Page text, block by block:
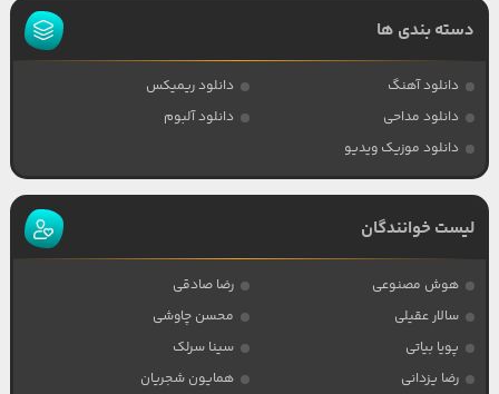
دسته بندی ها
دانلود آهنگ
دانلود ریمیکس
دانلود مداحی
دانلود آلبوم
دانلود موزیک ویدیو
لیست خوانندگان
هوش مصنوعی
رضا صادقی
سالار عقیلی
محسن چاوشی
پویا بیاتی
سینا سرلک
رضا یزدانی
همایون شجریان